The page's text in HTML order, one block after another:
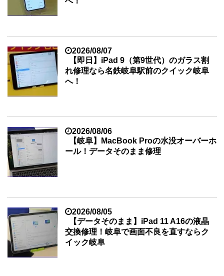
2026/08/07
【即日】iPad 9（第9世代）のガラス割
れ修理なら名鉄岐阜駅前のクイック岐阜
へ！
2026/08/06
【岐阜】MacBook Proの水没オーバーホ
ール！データそのまま修理
2026/08/05
【データそのまま】iPad 11 A16の液晶
交換修理！岐阜で画面不良を直すならク
イック岐阜